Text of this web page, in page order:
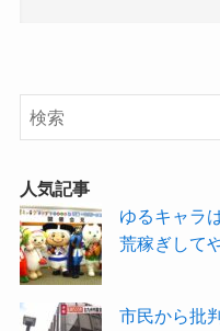
人気記事
ゆるキャラ
荒稼ぎして
市民から批